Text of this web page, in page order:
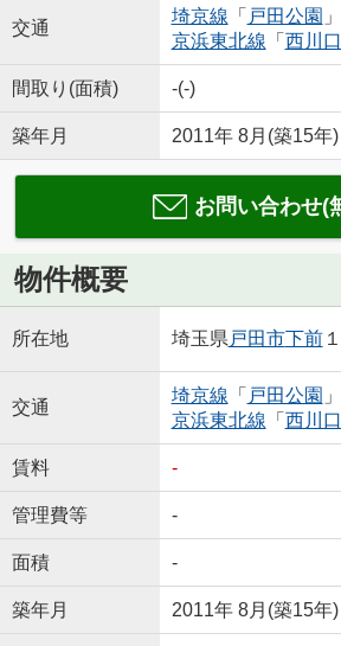
交通
埼京線 「 戸田公園
京浜東北線 「 西川口
間取り(面積) -(-)
築年月 2011年 8月(築15年)
お問い合わせ(
物件概要
所在地 埼玉県戸田市下前
交通
埼京線 「 戸田公園
京浜東北線 「 西川口
賃料 -
管理費等 -
面積 -
築年月 2011年 8月(築15年)